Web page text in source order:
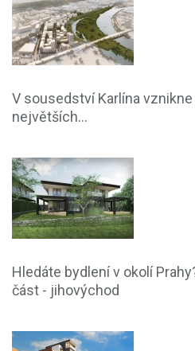
V sousedství Karlína
největších...
Hledáte bydlení v okolí
část - jihovýchod